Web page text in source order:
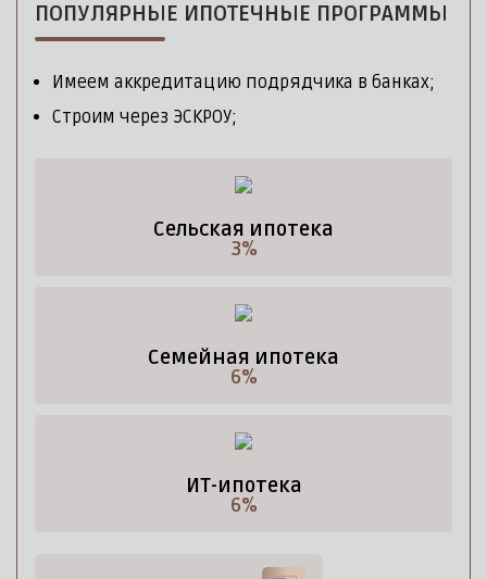
ПОПУЛЯРНЫЕ ИПОТЕЧНЫЕ ПРОГРАММЫ
Имеем аккредитацию подрядчика в банках;
Строим через ЭСКРОУ;
Сельская ипотека
3%
Семейная ипотека
6%
ИТ-ипотека
6%